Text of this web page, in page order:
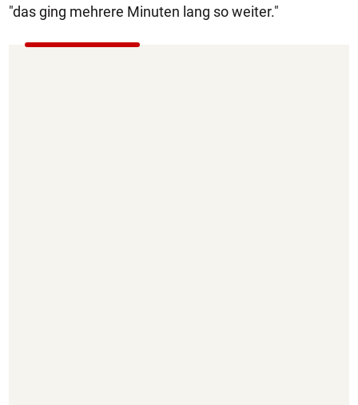
"das ging mehrere Minuten lang so weiter."